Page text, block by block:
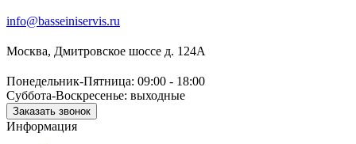
info@basseiniservis.ru
Москва, Дмитровское шоссе д. 124А
Понедельник-Пятница: 09:00 - 18:00
Суббота-Воскресенье: выходные
Заказать звонок
Информация